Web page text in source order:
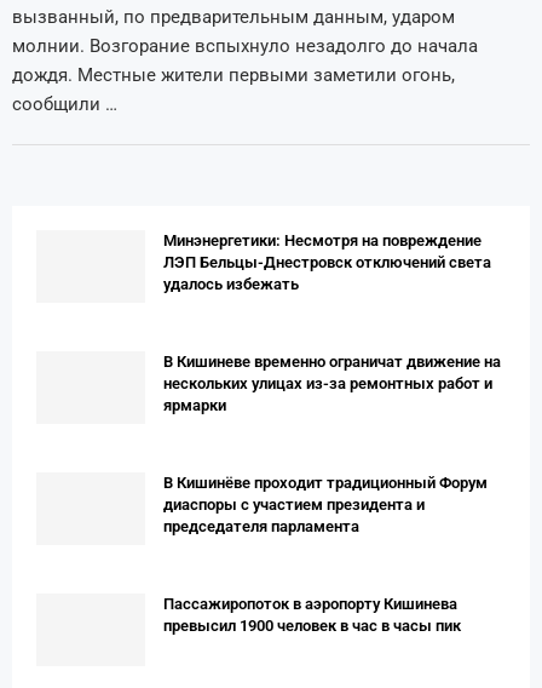
вызванный, по предварительным данным, ударом
молнии. Возгорание вспыхнуло незадолго до начала
дождя. Местные жители первыми заметили огонь,
сообщили …
Минэнергетики: Несмотря на повреждение
ЛЭП Бельцы-Днестровск отключений света
удалось избежать
В Кишиневе временно ограничат движение на
нескольких улицах из-за ремонтных работ и
ярмарки
В Кишинёве проходит традиционный Форум
диаспоры с участием президента и
председателя парламента
Пассажиропоток в аэропорту Кишинева
превысил 1900 человек в час в часы пик